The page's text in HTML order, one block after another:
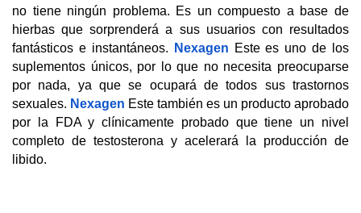
no tiene ningún problema. Es un compuesto a base de
hierbas que sorprenderá a sus usuarios con resultados
fantásticos e instantáneos.
Nexagen Este es uno de los
suplementos únicos, por lo que no necesita preocuparse
por nada, ya que se ocupará de todos sus trastornos
sexuales. Nexagen Este también es un producto aprobado
por la FDA y clínicamente probado que tiene un nivel
completo de testosterona y acelerará la producción de
libido.